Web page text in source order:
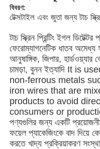
বিবরণ:
টেক্সটাইল এবং জুতা জন্য টাচ
টাচ স্ক্রিন প্রিন্টিং ইগল
ফেরোম্যাগনেটিক ধাতব
আনুষাঙ্গিক, জিপার, হার্ডওয়্যার
চামড়া, বুনন ইত্যাদি It is
non-ferrous metals
iron wires that are
products to avoid
consumers or
পণ্যগুলির জন্য একটি
ফয়েল প্যাকেজিংকে বাদ দিয়ে
করতে খাদ্য প্রক্রিয়াকরণ